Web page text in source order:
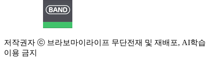
저작권자 ⓒ 브라보마이라이프 무단전재 및 재배포, AI학습
이용 금지